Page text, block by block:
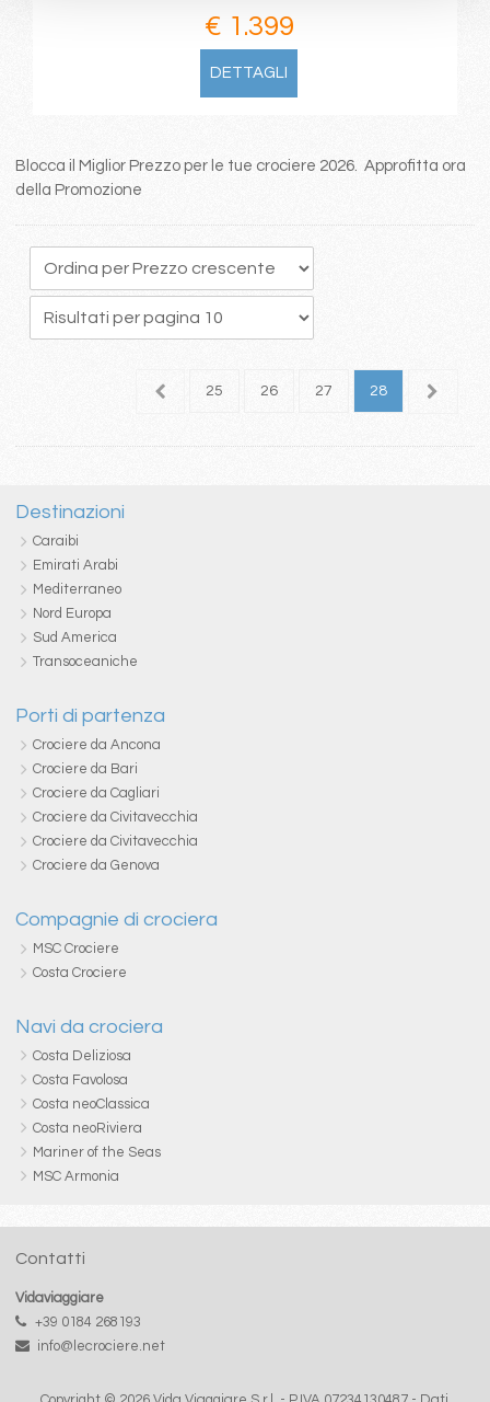
€ 1.399
DETTAGLI
Blocca il Miglior Prezzo per le tue crociere 2026. Approfitta ora
della Promozione
24 25 26 27 28
Destinazioni
Caraibi
Emirati Arabi
Mediterraneo
Nord Europa
Sud America
Transoceaniche
Porti di partenza
Crociere da Ancona
Crociere da Bari
Crociere da Cagliari
Crociere da Civitavecchia
Crociere da Civitavecchia
Crociere da Genova
Compagnie di crociera
MSC Crociere
Costa Crociere
Navi da crociera
Costa Deliziosa
Costa Favolosa
Costa neoClassica
Costa neoRiviera
Mariner of the Seas
MSC Armonia
Contatti
Vidaviaggiare
+39 0184 268193
info@lecrociere.net